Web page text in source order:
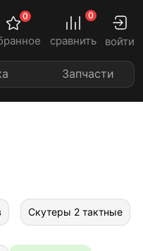
0
сравнить
0
войти
Запчасти
Скутеры 2 тактные